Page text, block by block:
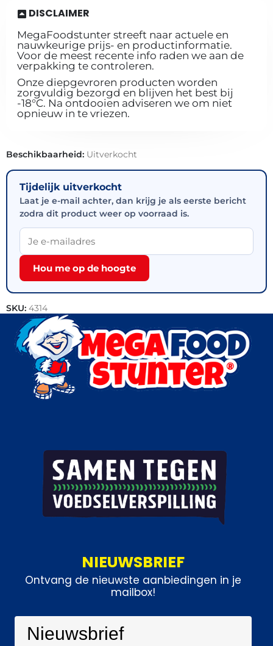
DISCLAIMER
MegaFoodstunter streeft naar actuele en
nauwkeurige prijs- en productinformatie.
Voor de meest recente info raden we aan de
verpakking te controleren.
Onze diepgevroren producten worden
zorgvuldig bezorgd en blijven het best bij
-18°C. Na ontdooien adviseren we om niet
opnieuw in te vriezen.
Beschikbaarheid: Uitverkocht
Tijdelijk uitverkocht
Laat je e-mail achter, dan krijg je als eerste bericht
zodra dit product weer op voorraad is.
Hou me op de hoogte
SKU: 4314
Categorieën:IJs
NIEUWSBRIEF
Ontvang de nieuwste aanbiedingen in je
mailbox!
Nieuwsbrief